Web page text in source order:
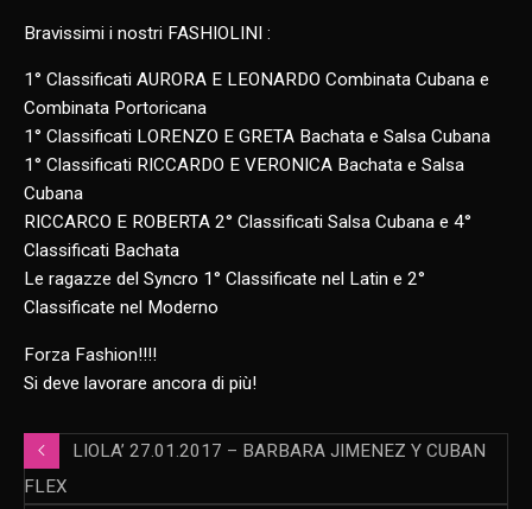
Bravissimi i nostri FASHIOLINI :
1° Classificati AURORA E LEONARDO Combinata Cubana e
Combinata Portoricana
1° Classificati LORENZO E GRETA Bachata e Salsa Cubana
1° Classificati RICCARDO E VERONICA Bachata e Salsa
Cubana
RICCARCO E ROBERTA 2° Classificati Salsa Cubana e 4°
Classificati Bachata
Le ragazze del Syncro 1° Classificate nel Latin e 2°
Classificate nel Moderno
Forza Fashion!!!!
Si deve lavorare ancora di più!
LIOLA’ 27.01.2017 – BARBARA JIMENEZ Y CUBAN
FLEX